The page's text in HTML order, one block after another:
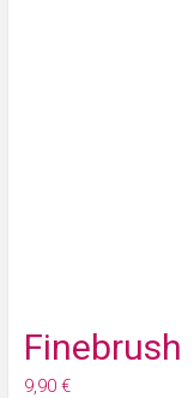
Finebrush
9,90 €